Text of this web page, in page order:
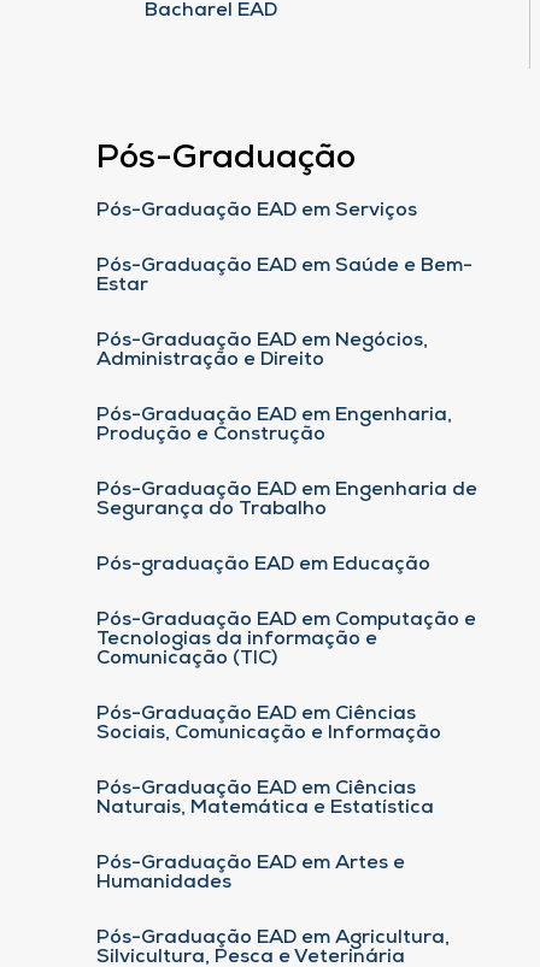
Bacharel EAD
Pós-Graduação
Pós-Graduação EAD em Serviços
Pós-Graduação EAD em Saúde e Bem-
Estar
Pós-Graduação EAD em Negócios,
Administração e Direito
Pós-Graduação EAD em Engenharia,
Produção e Construção
Pós-Graduação EAD em Engenharia de
Segurança do Trabalho
Pós-graduação EAD em Educação
Pós-Graduação EAD em Computação e
Tecnologias da informação e
Comunicação (TIC)
Pós-Graduação EAD em Ciências
Sociais, Comunicação e Informação
Pós-Graduação EAD em Ciências
Naturais, Matemática e Estatística
Pós-Graduação EAD em Artes e
Humanidades
Pós-Graduação EAD em Agricultura,
Silvicultura, Pesca e Veterinária